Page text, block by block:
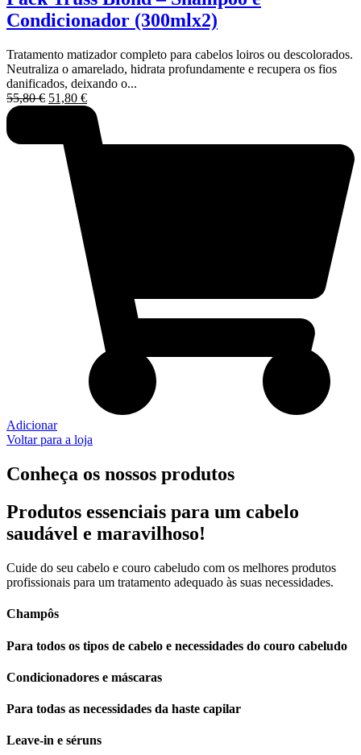
Condicionador (300mlx2)
Tratamento matizador completo para cabelos loiros ou descolorados.
Neutraliza o amarelado, hidrata profundamente e recupera os fios
danificados, deixando o...
55,80€ O
55,80 €.
51,80 €O
preço
atual
Adicionar
Voltar para a loja
Conheça os nossos produtos
Produtos essenciais para um cabelo
saudável e maravilhoso!
Cuide do seu cabelo e couro cabeludo com os melhores produtos
profissionais para um tratamento adequado às suas necessidades.
Champôs
Para todos os tipos de cabelo e necessidades do couro cabeludo
Condicionadores e máscaras
Para todas as necessidades da haste capilar
Leave-in e séruns